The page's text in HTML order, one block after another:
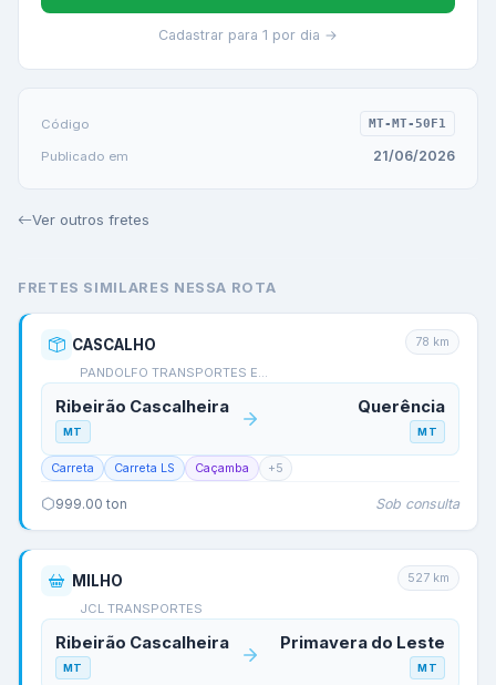
Cadastrar para 1 por dia →
Código MT-MT-50F1
Publicado em 21/06/2026
Ver outros fretes
FRETES SIMILARES NESSA ROTA
CASCALHO
PANDOLFO TRANSPORTES E…
78 km
Ribeirão Cascalheira
MT
Querência
MT
Carreta Carreta LS Caçamba +5
999.00 ton Sob consulta
MILHO
JCL TRANSPORTES
527 km
Ribeirão Cascalheira
MT
Primavera do Leste
MT